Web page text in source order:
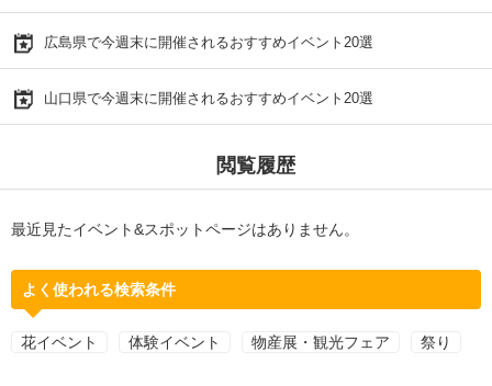
広島県で今週末に開催されるおすすめイベント20選
山口県で今週末に開催されるおすすめイベント20選
閲覧履歴
最近見たイベント&スポットページはありません。
よく使われる検索条件
花イベント 体験イベント 物産展・観光フェア 祭り